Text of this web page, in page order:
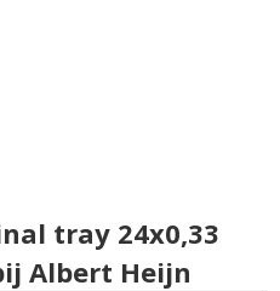
tray 24x0,33
Albert Heijn